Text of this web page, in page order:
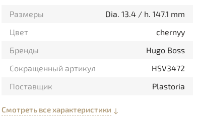
Размеры
Dia. 13.4 / h. 147.1 mm
Цвет
chernyy
Бренды
Hugo Boss
Сокращенный артикул
HSV3472
Поставщик
Plastoria
Смотреть все характеристики